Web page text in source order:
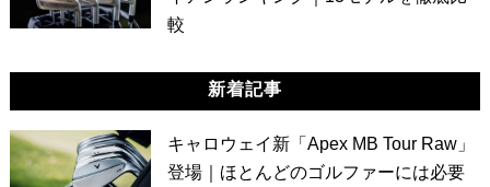
較
新着記事
キャロウェイ新「Apex MB Tour Raw」
登場｜ほとんどのゴルファーには必要